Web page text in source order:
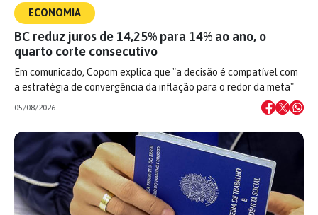
ECONOMIA
BC reduz juros de 14,25% para 14% ao ano, o
quarto corte consecutivo
Em comunicado, Copom explica que "a decisão é compatível com
a estratégia de convergência da inflação para o redor da meta"
05/08/2026